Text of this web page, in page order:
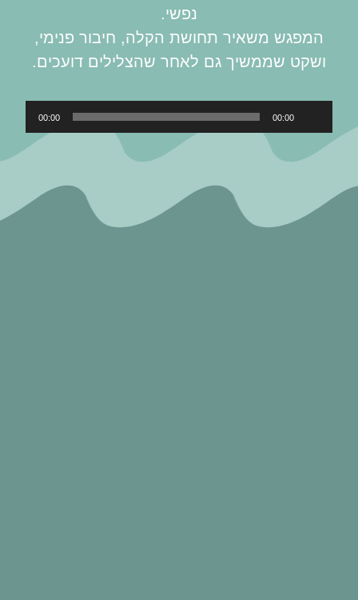
נפשי.
המפגש משאיר תחושת הקלה, חיבור פנימי,
ושקט שממשיך גם לאחר שהצלילים דועכים.
אודיו
00:00
00:00